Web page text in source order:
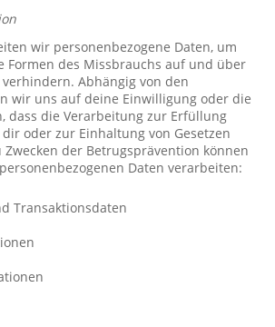
wir personenbezogene Daten, um
Formen des Missbrauchs auf und über
Abhängig von den
wir uns auf deine Einwilligung oder die
dass die Verarbeitung zur Erfüllung
oder zur Einhaltung von Gesetzen
der Betrugsprävention können
Daten verarbeiten:
Transaktionsdaten